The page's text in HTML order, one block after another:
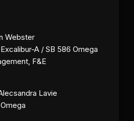
Webster
A / SB 586 Omega
F&E
Lavie